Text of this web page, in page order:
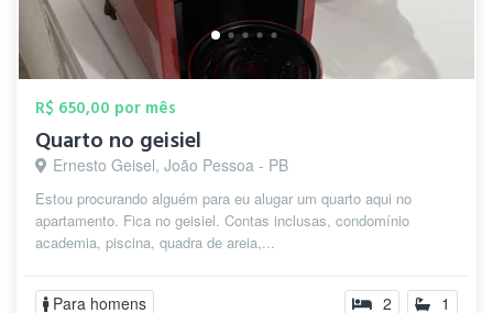
R$ 650,00 por mês
Quarto no geisiel
Ernesto Geisel, João Pessoa - PB
Estou procurando alguém para eu alugar um quarto aqui no
apartamento. Fica no geisiel. Contas inclusas, condomínio
academia, piscina, quadra de areia,...
Para homens 2 1